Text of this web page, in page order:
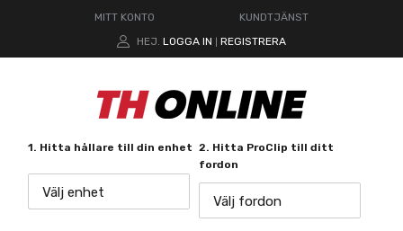
MITT KONTO
KUNDTJÄNST
HEJ. LOGGA IN REGISTRERA
1. Hitta hållare till din enhet
Välj enhet
2. Hitta ProClip till ditt
fordon
Välj fordon